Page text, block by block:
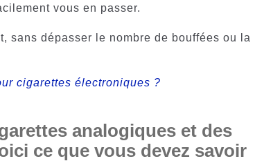
vous en passer.
sans dépasser le nombre de bouffées ou la
cigarettes électroniques ?
analogiques et des
ce que vous devez savoir